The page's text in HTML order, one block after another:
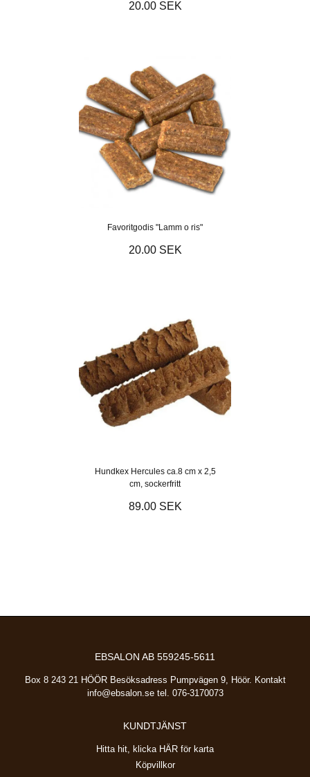
20.00 SEK
Favoritgodis "Lamm o ris"
20.00 SEK
Hundkex Hercules ca.8 cm x 2,5
cm, sockerfritt
89.00 SEK
EBSALON AB 559245-5611
Box 8 243 21 HÖÖR Besöksadress Pumpvägen 9, Höör. Kontakt
info@ebsalon.setel. 076-3170073
KUNDTJÄNST
Hitta hit, klicka HÄR för karta
Köpvillkor